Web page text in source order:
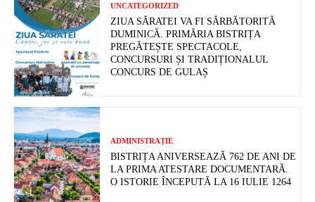
UNCATEGORIZED
ZIUA SĂRATEI VA FI SĂRBĂTORITĂ
DUMINICĂ. PRIMĂRIA BISTRIȚA
PREGĂTEȘTE SPECTACOLE,
CONCURSURI ȘI TRADIȚIONALUL
CONCURS DE GULAȘ
ADMINISTRAȚIE
BISTRIȚA ANIVERSEAZĂ 762 DE ANI DE
LA PRIMA ATESTARE DOCUMENTARĂ.
O ISTORIE ÎNCEPUTĂ LA 16 IULIE 1264